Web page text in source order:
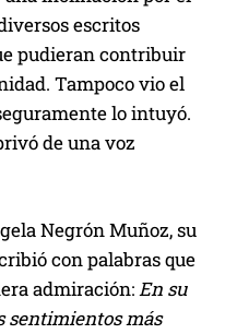
escritos
pudieran contribuir
Tampoco vio el
lo intuyó.
de una voz
Negrón Muñoz, su
con palabras que
admiración:En su
sentimientos más